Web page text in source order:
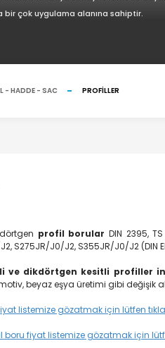
çok uygulama alanına sahiptir.
- HADDE - SAC PROFILLER
profil borular DIN 2395,
S275JR/J0/J2, S355JR/J0/J2 (DIN
ve dikdörtgen kesitli profiller
beyaz eşya üretimi gibi
listemize gözatmak için lütfen
boru fiyat listemize gözatmak için